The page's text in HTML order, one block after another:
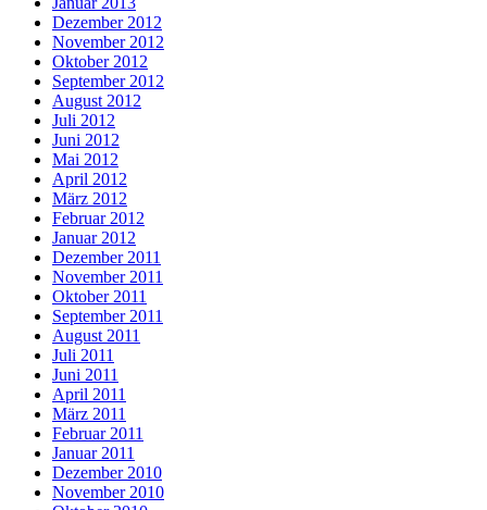
Dezember 2012
November 2012
Oktober 2012
September 2012
August 2012
Juli 2012
Juni 2012
Mai 2012
April 2012
März 2012
Februar 2012
Januar 2012
Dezember 2011
November 2011
Oktober 2011
September 2011
August 2011
Juli 2011
Juni 2011
April 2011
März 2011
Februar 2011
Januar 2011
Dezember 2010
November 2010